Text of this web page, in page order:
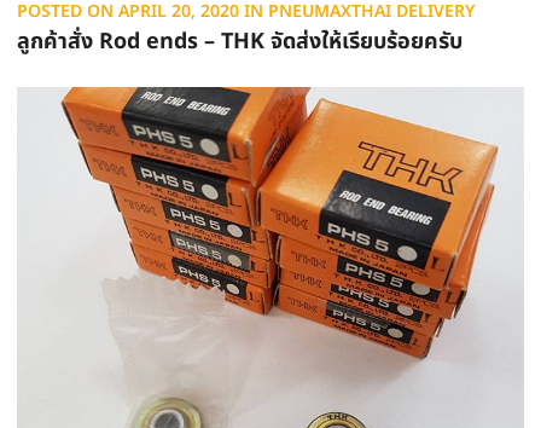
POSTED ON APRIL 20, 2020IN PNEUMAXTHAI DELIVERY
ลูกค้าสั่ง Rod ends – THK จัดส่งให้เรียบร้อยครับ